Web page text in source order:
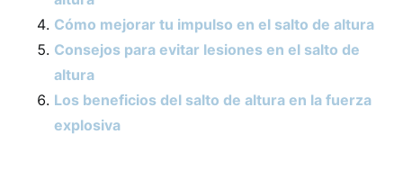
Cómo mejorar tu impulso en el salto de altura
Consejos para evitar lesiones en el salto de
altura
Los beneficios del salto de altura en la fuerza
explosiva